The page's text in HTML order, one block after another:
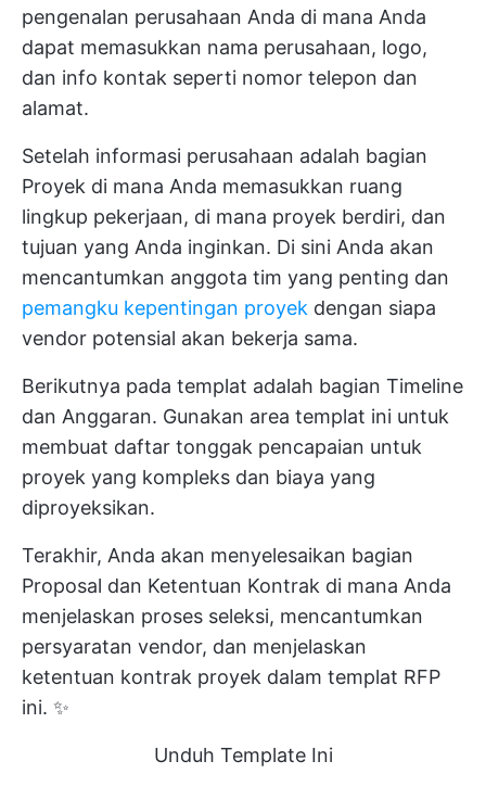
pengenalan perusahaan Anda di mana Anda
dapat memasukkan nama perusahaan, logo,
dan info kontak seperti nomor telepon dan
alamat.
Setelah informasi perusahaan adalah bagian
Proyek di mana Anda memasukkan ruang
lingkup pekerjaan, di mana proyek berdiri, dan
tujuan yang Anda inginkan. Di sini Anda akan
mencantumkan anggota tim yang penting dan
pemangku kepentingan proyek dengan siapa
vendor potensial akan bekerja sama.
Berikutnya pada templat adalah bagian Timeline
dan Anggaran. Gunakan area templat ini untuk
membuat daftar tonggak pencapaian untuk
proyek yang kompleks dan biaya yang
diproyeksikan.
Terakhir, Anda akan menyelesaikan bagian
Proposal dan Ketentuan Kontrak di mana Anda
menjelaskan proses seleksi, mencantumkan
persyaratan vendor, dan menjelaskan
ketentuan kontrak proyek dalam templat RFP
ini. ✨
Unduh Template Ini